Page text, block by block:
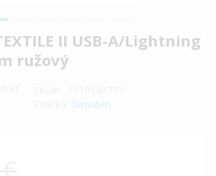
II USB-A/Lightning
ružový
Swissten